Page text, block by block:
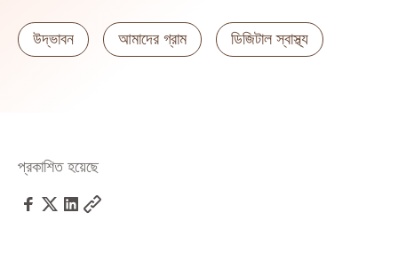
উদ্ভাবন আমাদের গ্রাম ডিজিটাল স্বাস্থ্য
প্রকাশিত হয়েছে